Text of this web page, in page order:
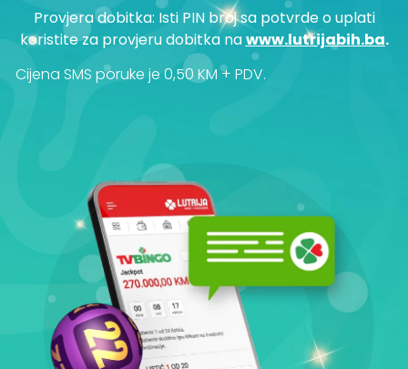
Provjera dobitka: Isti PIN broj sa potvrde o uplati
koristite za provjeru dobitka nawww.lutrijabih.ba.
Cijena SMS poruke je 0,50 KM + PDV.